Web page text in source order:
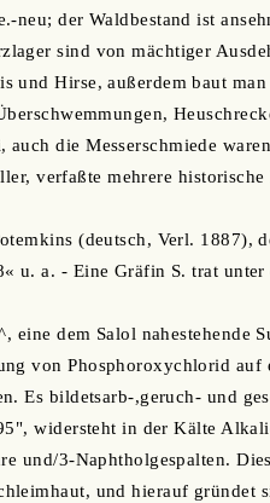
neu; der Waldbestand ist
sind von mächtiger
und Hirse, außerdem baut
die Messerschmiede
verfaßte mehrere historische
(deutsch, Verl. 1887),
u. a. - Eine Gräfin S. trat unter
dem Salol nahestehende
von Phosphoroxychlorid auf
Es bildetsarb-,geruch- und
widersteht in der Kälte
und/3-Naphtholgespalten.
und hierauf gründet